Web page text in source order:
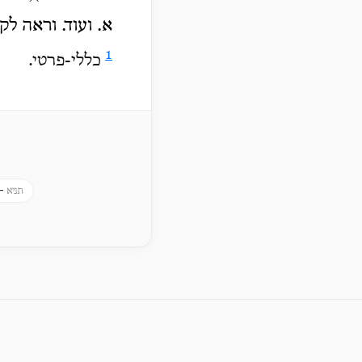
א. ועוד. וראה
1 כללי-פרטי.
תניא